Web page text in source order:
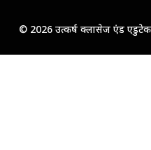
© 2026 उत्कर्ष क्लासेज एंड एडुटेक